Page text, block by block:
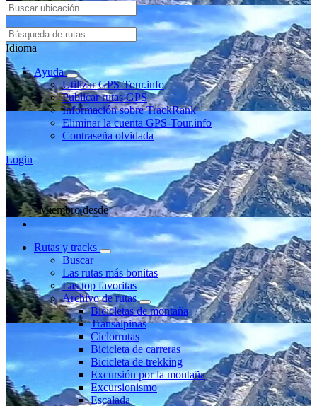
Idioma
Ayuda
Utilizar GPS-Tour.info
Publicar rutas GPS
Información sobre TrackRank
Eliminar la cuenta GPS-Tour.info
Contraseña olvidada
Login
Miembro desde
Rutas y tracks
Buscar
Las rutas más bonitas
Las top favoritas
Archivo de rutas
Bicicletas de montaña
Transalpinas
Ciclorrutas
Bicicleta de carreras
Bicicleta de trekking
Excursión por la montaña
Excursionismo
Escalada